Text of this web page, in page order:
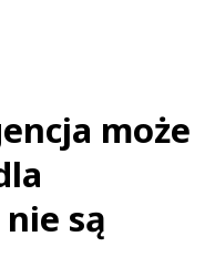
może
są